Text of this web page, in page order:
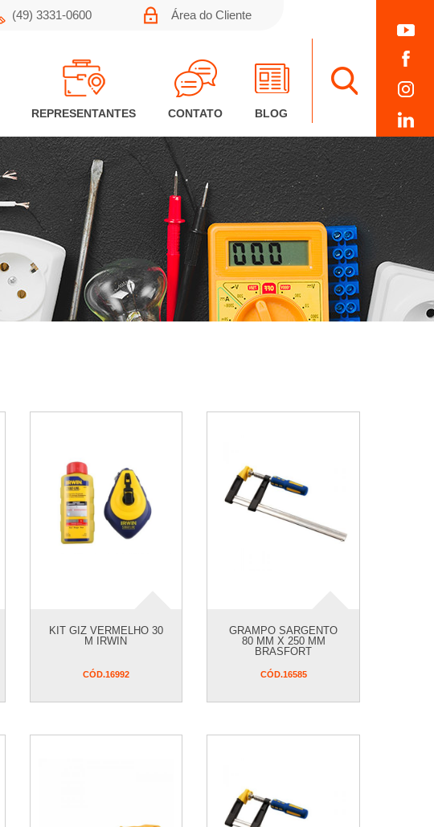
(49) 3331-0600 Área do Cliente
REPRESENTANTES CONTATO BLOG
KIT GIZ VERMELHO 30
M IRWIN
CÓD.16992
GRAMPO SARGENTO
80 MM X 250 MM
BRASFORT
CÓD.16585